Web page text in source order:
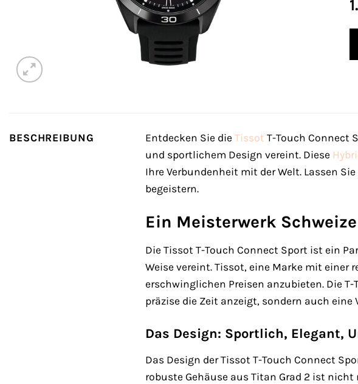
BESCHREIBUNG Entdecken Sie die Tissot T-Touch Connect
und sportlichem Design vereint. Diese
Ihre Verbundenheit mit der Welt. Lassen
begeistern.
Ein Meisterwerk
Die Tissot T-Touch Connect Sport ist ein
Weise vereint. Tissot, eine Marke mit einer
erschwinglichen Preisen anzubieten. Die
präzise die Zeit anzeigt, sondern auch
Das Design: Sportlich, Elegant,
Das Design der Tissot T-Touch Connect
robuste Gehäuse aus Titan Grad 2 ist